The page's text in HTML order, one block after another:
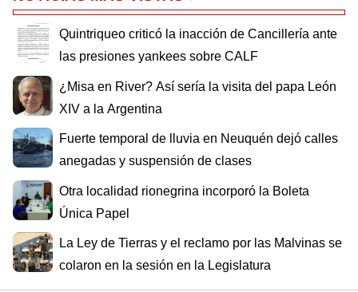
Quintriqueo criticó la inacción de Cancillería ante
las presiones yankees sobre CALF
¿Misa en River? Así sería la visita del papa León
XIV a la Argentina
Fuerte temporal de lluvia en Neuquén dejó calles
anegadas y suspensión de clases
Otra localidad rionegrina incorporó la Boleta
Única Papel
La Ley de Tierras y el reclamo por las Malvinas se
colaron en la sesión en la Legislatura